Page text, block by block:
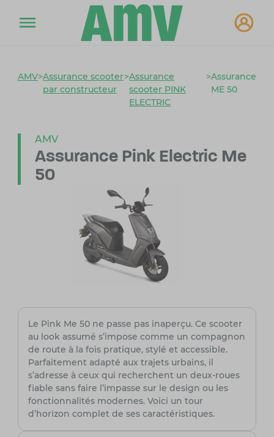
AMV>Assurance scooter
par constructeur
>Assurance
scooter PINK
ELECTRIC
>Assurance
ME 50
AMV
Assurance Pink Electric Me
50
Le Pink Me 50 ne passe pas inaperçu. Ce scooter
au look assumé s’impose comme un compagnon
de route à la fois pratique, stylé et accessible.
Parfaitement adapté aux trajets urbains, il
s’adresse à ceux qui recherchent un deux-roues
fiable sans faire l’impasse sur le design ou les
fonctionnalités modernes. Voici un tour
d’horizon complet de ses caractéristiques.